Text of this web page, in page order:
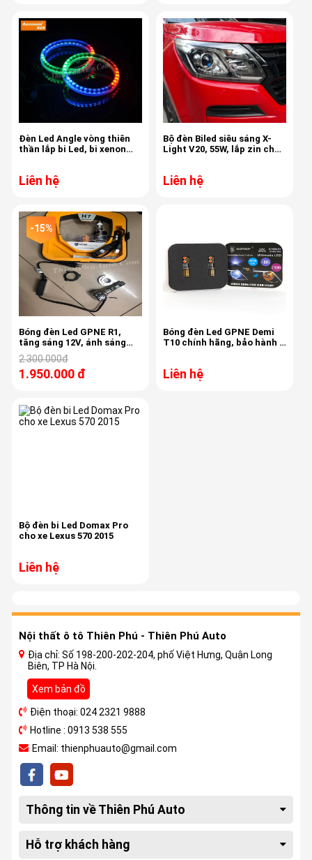
Đèn Led Angle vòng thiên
thần lắp bi Led, bi xenon
Liên hệ
Bộ đèn Biled siêu sáng X-
Light V20, 55W, lắp zin cho
Liên hệ
-15%
Bóng đèn Led GPNE R1,
tăng sáng 12V, ánh sáng
6000K , chân H7
2.300.000đ
1.950.000 đ
Bóng đèn Led GPNE Demi
T10 chính hãng, bảo hành 3
Liên hệ
Bộ đèn bi Led Domax Pro
cho xe Lexus 570 2015
Liên hệ
Nội thất ô tô Thiên Phú - Thiên Phú Auto
Địa chỉ: Số 198-200-202-204, phố Việt Hưng, Quận Long
Biên, TP Hà Nội.
Xem bản đồ
Điện thoại: 024 2321 9888
Hotline : 0913 538 555
Email: thienphuauto@gmail.com
Thông tin về Thiên Phú Auto
Hỗ trợ khách hàng